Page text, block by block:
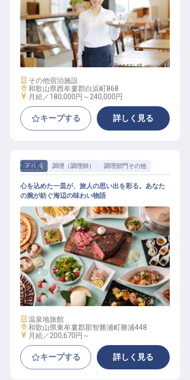
料飲サービススタッフ （宴会・レス
トラン・ラウンジ）
施設業態
その他宿泊施設
勤務地
和歌山県西牟婁郡白浜町868
給与
月給／180,000円～ 240,000円
キープする 詳しく見る
正社員 調理（調理師） 調理部門その他
調理
万清楼
心を込めた一皿が、旅人の思い出を彩る。あなた
の腕が紡ぐ海辺の味わい物語
施設業態
温泉地旅館
勤務地
和歌山県東牟婁郡那智勝浦町勝浦448
給与
月給／200,670円～
キープする 詳しく見る